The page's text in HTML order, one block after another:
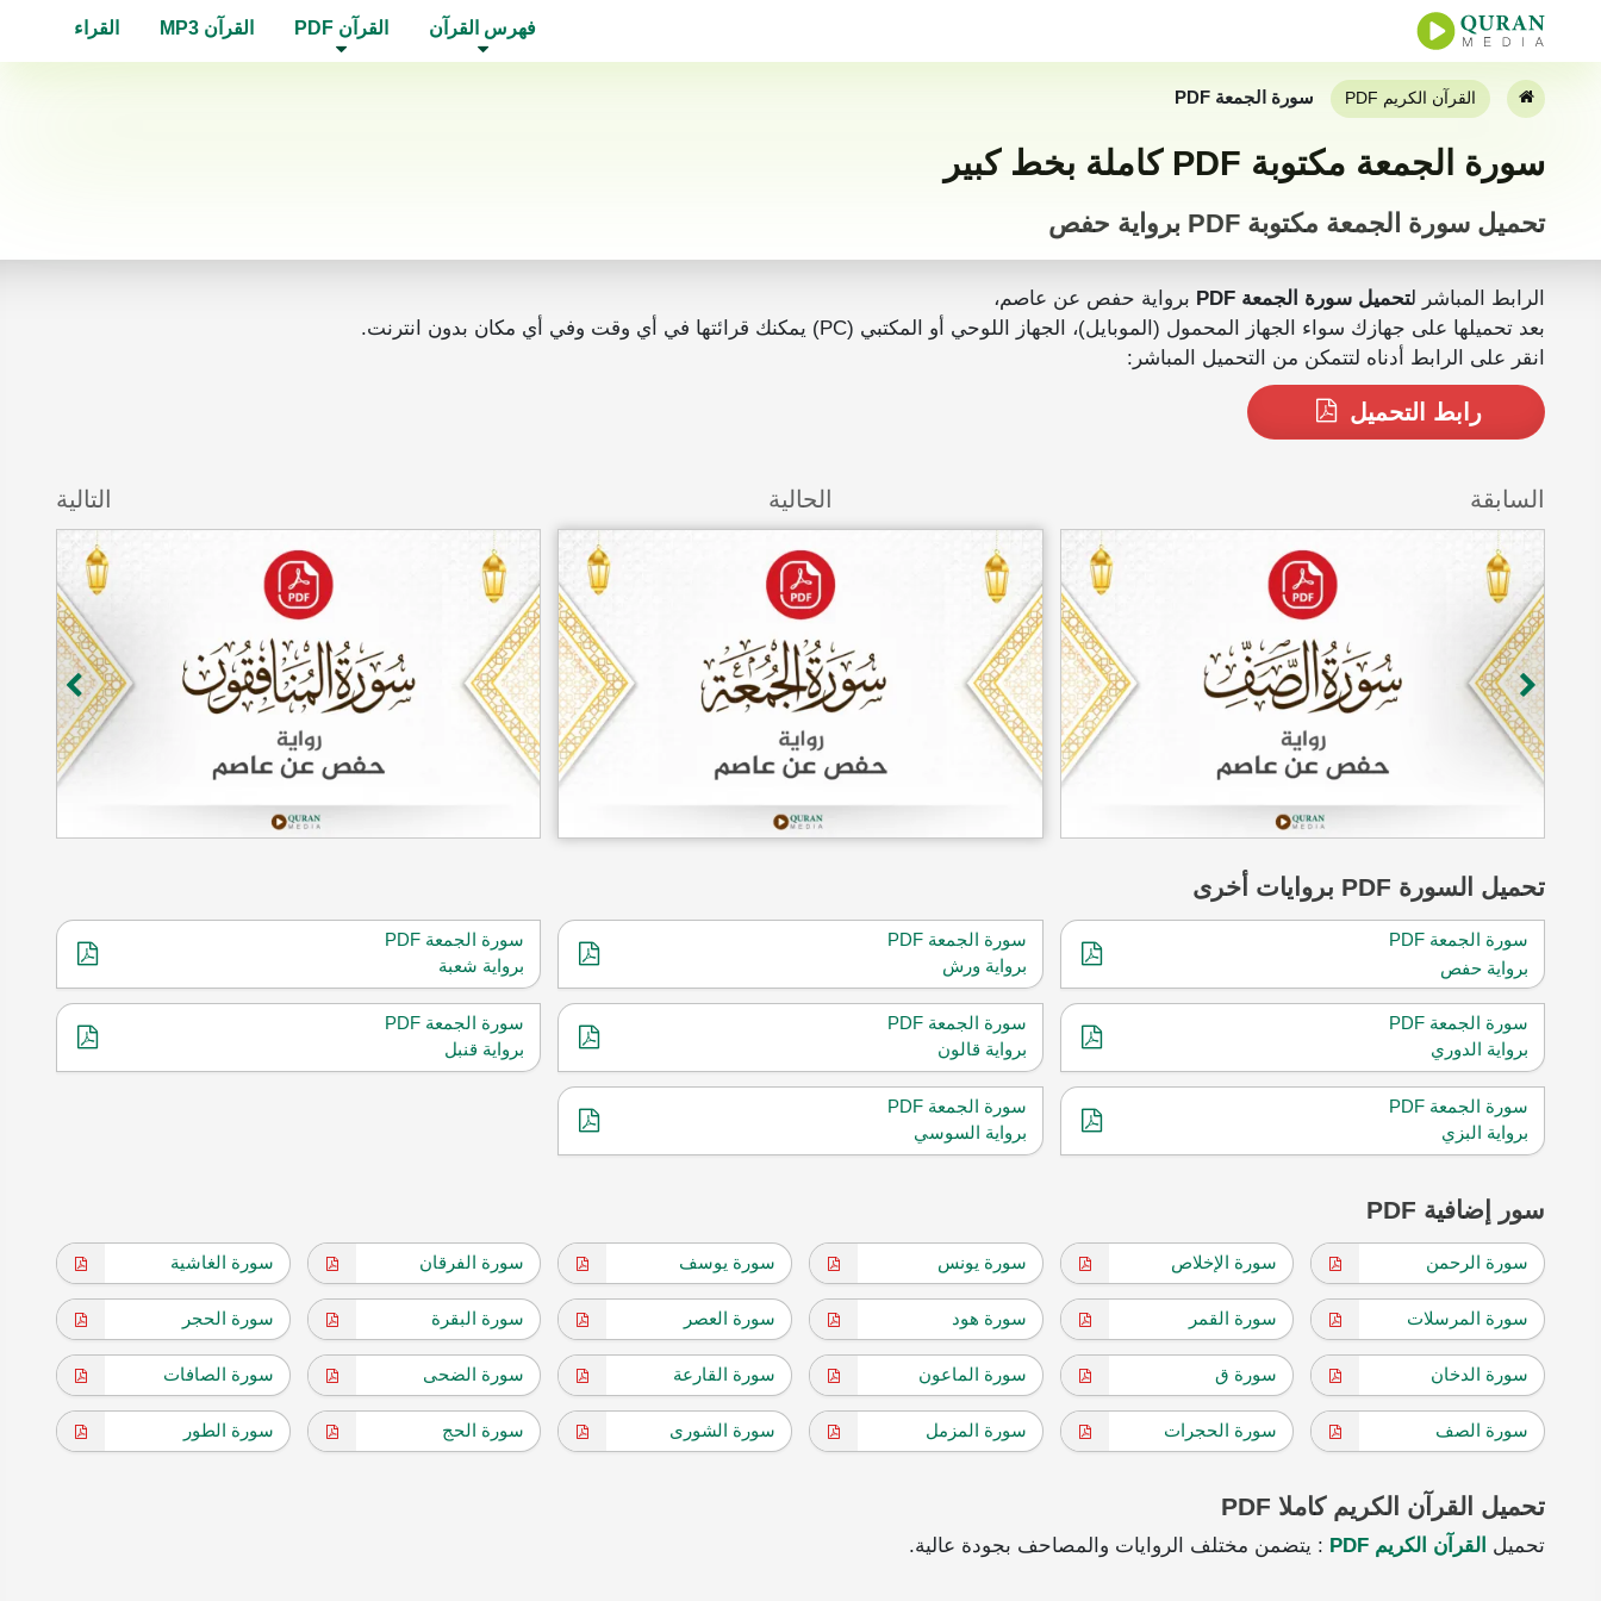
فهرس القرآن القرآن PDF القرآن MP3 القراء
القرآن الكريم PDF سورة الجمعة PDF
سورة الجمعة مكتوبة PDF كاملة بخط كبير
تحميل سورة الجمعة مكتوبة PDF برواية حفص
الرابط المباشر لتحميل سورة الجمعة PDF
برواية حفص عن عاصم،
بعد تحميلها على جهازك سواء الجهاز المحمول (الموبايل)، الجهاز اللوحي أو المكتبي (PC) يمكنك قرائتها في أي وقت وفي أي مكان بدون انترنت.
انقر على الرابط أدناه لتتمكن من التحميل المباشر:
رابط التحميل
الحالية السابقة التالية
تحميل السورة
سورة الجمعة PDF
برواية حفص
سورة الجمعة PDF
برواية ورش
سورة الجمعة PDF
برواية شعبة
سورة الجمعة PDF
برواية الدوري
سورة الجمعة PDF
برواية قالون
سورة الجمعة PDF
برواية قنبل
سورة الجمعة PDF
برواية البزي
سورة الجمعة PDF
برواية السوسي
سور إضافية PDF
سورة الرحمن سورة الإخلاص سورة يونس سورة يوسف سورة الفرقان سورة الغاشية
سورة المرسلات سورة القمر سورة هود سورة العصر سورة البقرة سورة الحجر
سورة الدخان سورة ق سورة الماعون سورة القارعة سورة الضحى سورة الصافات
سورة الصف سورة الحجرات سورة المزمل سورة الشورى سورة الحج سورة الطور
تحميل القرآن الكريم كاملا PDF
تحميل القرآن الكريم PDF : يتضمن مختلف الروايات والمصاحف بجودة عالية.